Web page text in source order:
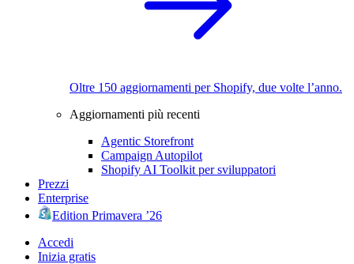
Oltre 150 aggiornamenti per Shopify, due volte l’anno.
Aggiornamenti più recenti
Agentic Storefront
Campaign Autopilot
Shopify AI Toolkit per sviluppatori
Prezzi
Enterprise
Edition Primavera ’26
Accedi
Inizia gratis